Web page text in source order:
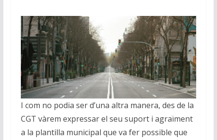
I com no podia ser d’una altra manera, des de la
CGT vàrem expressar el seu suport i agraïment
a la plantilla municipal que va fer possible que